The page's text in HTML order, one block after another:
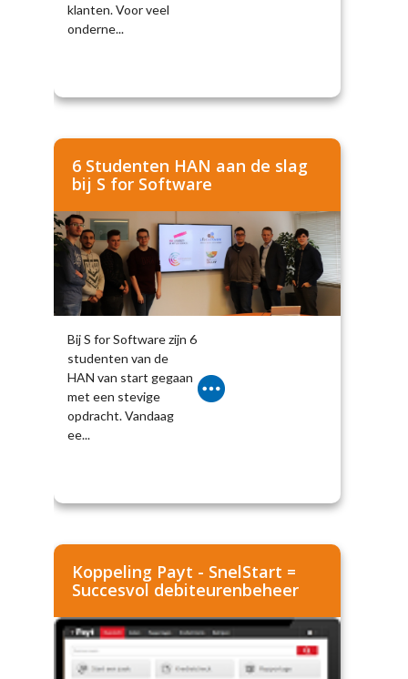
klanten. Voor veel
onderne...
6 Studenten HAN aan de slag
bij S for Software
Bij S for Software zijn 6
studenten van de
HAN van start gegaan
met een stevige
opdracht. Vandaag
ee...
Koppeling Payt - SnelStart =
Succesvol debiteurenbeheer